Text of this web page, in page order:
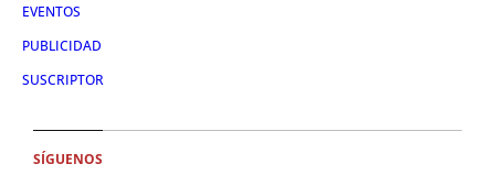
EVENTOS
PUBLICIDAD
SUSCRIPTOR
SÍGUENOS